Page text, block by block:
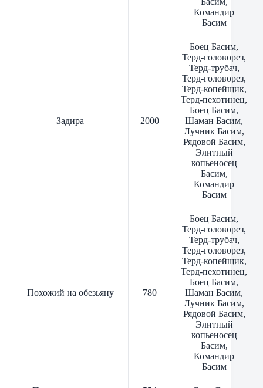
Командир
Басим
Задира 2000
Боец Басим,
Терд-головорез,
Терд-трубач,
Терд-головорез,
Терд-копейщик,
Терд-пехотинец,
Боец Басим,
Шаман Басим,
Лучник Басим,
Рядовой Басим,
Элитный
копьеносец
Басим,
Командир
Басим
Похожий на обезьяну 780
Боец Басим,
Терд-головорез,
Терд-трубач,
Терд-головорез,
Терд-копейщик,
Терд-пехотинец,
Боец Басим,
Шаман Басим,
Лучник Басим,
Рядовой Басим,
Элитный
копьеносец
Басим,
Командир
Басим